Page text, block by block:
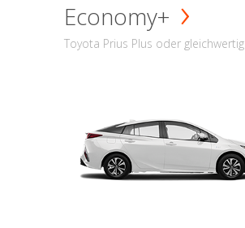
Economy+
Toyota Prius Plus oder gleichwertig